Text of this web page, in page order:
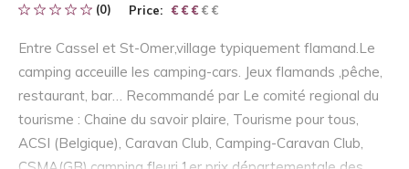
(0) Price: € € € € €
€ € €
Entre Cassel et St-Omer,village typiquement flamand.Le
camping acceuille les camping-cars. Jeux flamands ,pêche,
restaurant, bar… Recommandé par Le comité regional du
tourisme : Chaine du savoir plaire, Tourisme pour tous,
ACSI (Belgique), Caravan Club, Camping-Caravan Club,